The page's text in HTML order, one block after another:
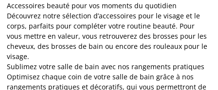
Accessoires beauté pour vos moments du quotidien
Découvrez notre sélection d’accessoires pour le visage et le
corps, parfaits pour compléter votre routine beauté. Pour
vous mettre en valeur, vous retrouverez des brosses pour les
cheveux, des brosses de bain ou encore des rouleaux pour le
visage.
Sublimez votre salle de bain avec nos rangements pratiques
Optimisez chaque coin de votre salle de bain grâce à nos
rangements pratiques et décoratifs, qui vous permettront de